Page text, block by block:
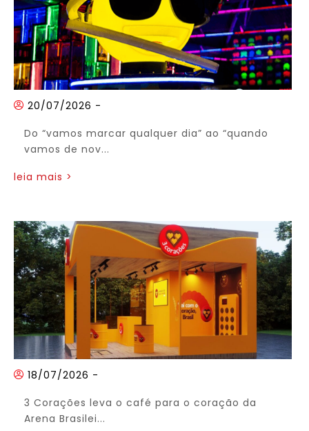
20/07/2026 -
Do “vamos marcar qualquer dia” ao “quando
vamos de nov...
leia mais >
18/07/2026 -
3 Corações leva o café para o coração da
Arena Brasilei...